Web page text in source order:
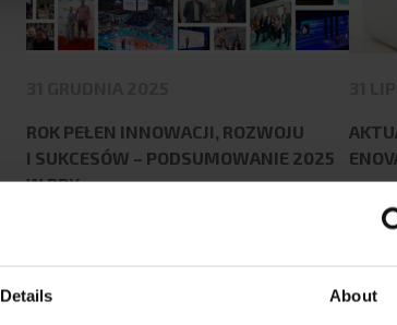
Details About
ROK PEŁEN INNOWACJI, ROZWOJU
I SUKCESÓW – PODSUMOWANIE 2025
W BPX